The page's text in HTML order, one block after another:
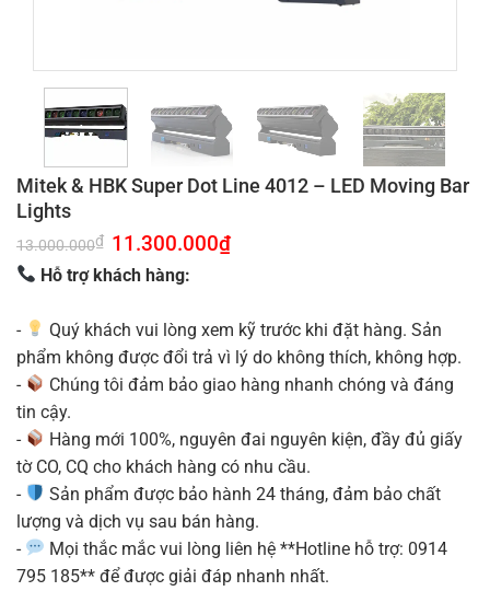
Mitek & HBK Super Dot Line 4012 – LED Moving Bar
Lights
13.000.000₫ Giá
gốc
là:
13.000.000₫.
11.300.000₫Giá
Hỗ trợ khách hàng:
-
Quý khách vui lòng xem kỹ trước khi đặt hàng. Sản
phẩm không được đổi trả vì lý do không thích, không hợp.
-
Chúng tôi đảm bảo giao hàng nhanh chóng và đáng
tin cậy.
-
Hàng mới 100%, nguyên đai nguyên kiện, đầy đủ giấy
tờ CO, CQ cho khách hàng có nhu cầu.
-
Sản phẩm được bảo hành 24 tháng, đảm bảo chất
lượng và dịch vụ sau bán hàng.
-
Mọi thắc mắc vui lòng liên hệ **Hotline hỗ trợ: 0914
795 185** để được giải đáp nhanh nhất.